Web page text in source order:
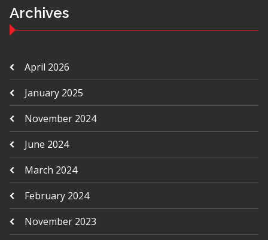
Archives
April 2026
January 2025
November 2024
June 2024
March 2024
February 2024
November 2023